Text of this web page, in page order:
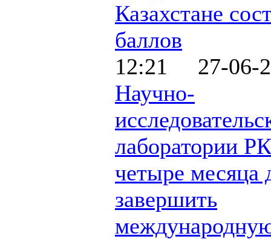
Казахстане
баллов
12:21 27-06-
Научно-
лаборатории
четыре месяца
завершить